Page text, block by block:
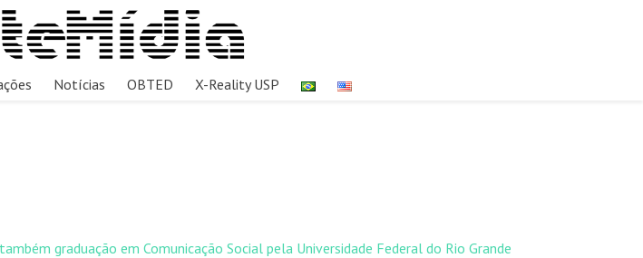
Notícias OBTED X-Reality USP
graduação em Comunicação Social pela Universidade Federal do Rio Grande